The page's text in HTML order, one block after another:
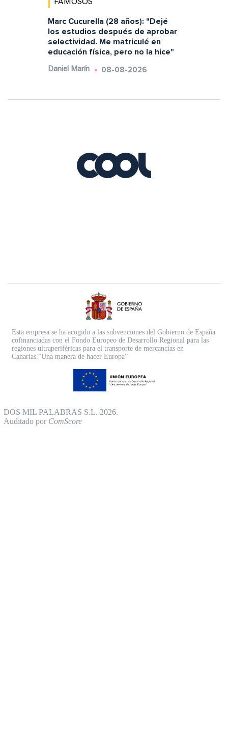
FAMOSOS
Marc Cucurella (28 años): "Dejé
los estudios después de aprobar
selectividad. Me matriculé en
educación física, pero no la hice"
Daniel Marín 08-08-2026
Esta empresa se ha acogido a las subvenciones del Gobierno de España
cofinanciadas con el Fondo Europeo de Desarrollo Regional para las
regiones ultraperiféricas para el transporte de mercancías en
Canarias.”Una manera de hacer Europa”
DOS MIL PALABRAS S.L. 2026.
Auditado por ComScore